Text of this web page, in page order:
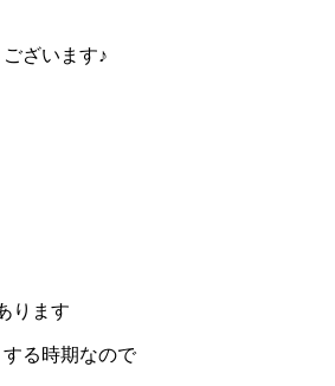
ざいます♪
ります
る時期なので